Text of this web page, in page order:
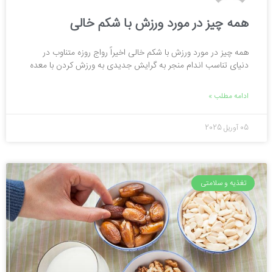
همه چیز در مورد ورزش با شکم خالی
همه چیز در مورد ورزش با شکم خالی اخیراً رواج روزه متناوب در
دنیای تناسب اندام منجر به گرایش جدیدی به ورزش کردن با معده
ادامه مطلب »
05 آوریل 2025
تغذیه و سلامتی